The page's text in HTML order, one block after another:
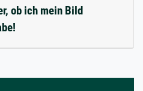
ob ich mein Bild